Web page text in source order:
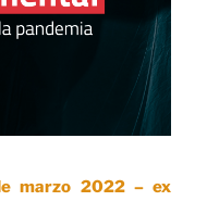
marzo 2022 – ex